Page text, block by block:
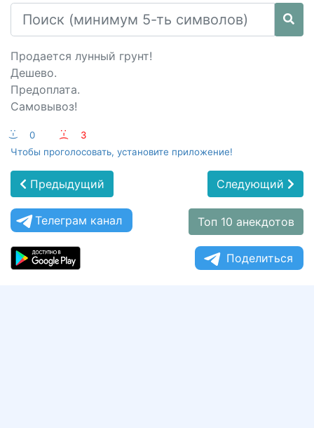
Продается лунный грунт!
Дешево.
Предоплата.
Самовывоз!
:-) 0 :-(
3
Чтобы проголосовать, установите приложение!
Предыдущий Следующий
Телеграм канал Топ 10 анекдотов
Поделиться